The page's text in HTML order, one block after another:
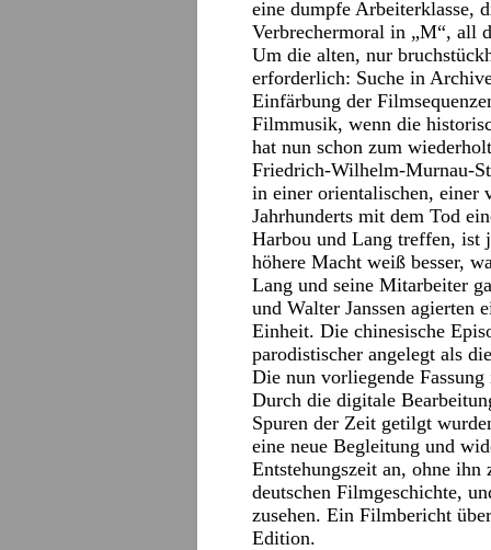
eine dumpfe Arbeiterklasse,
Verbrechermoral in „M“, all
Um die alten, nur
erforderlich: Suche in
Einfärbung der
Filmmusik, wenn die
hat nun schon zum
Friedrich-Wilhelm-Murnau-
in einer orientalischen, einer
Jahrhunderts mit dem Tod
Harbou und Lang treffen, ist
höhere Macht weiß besser,
Lang und seine Mitarbeiter
und Walter Janssen agierten
Einheit. Die chinesische
parodistischer angelegt als
Die nun vorliegende
Durch die digitale
Spuren der Zeit getilgt
eine neue Begleitung und
Entstehungszeit an, ohne
deutschen Filmgeschichte,
zusehen. Ein Filmbericht
Edition.